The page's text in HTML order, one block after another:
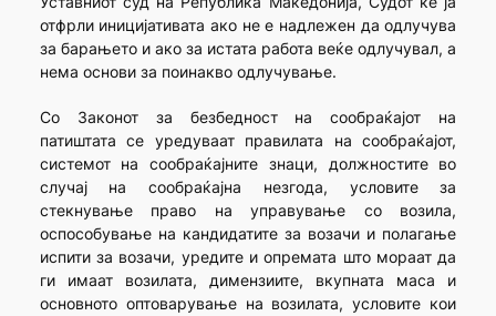
отфрли иницијативата ако не е надлежен да одлучува
за барањето и ако за истата работа веќе одлучувал, а
нема основи за поинакво одлучување.
Со Законот за безбедност на сообраќајот на
патиштата се уредуваат правилата на сообраќајот,
системот на сообраќајните знаци, должностите во
случај на сообраќајна незгода, условите за
стекнување право на управување со возила,
оспособување на кандидатите за возачи и полагање
испити за возачи, уредите и опремата што мораат да
ги имаат возилата, димензиите, вкупната маса и
основното оптоварување на возилата, условите кои